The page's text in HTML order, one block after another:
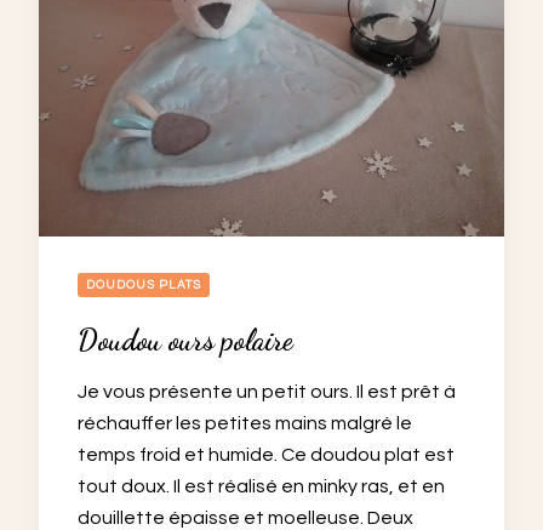
DOUDOUS PLATS
Doudou ours polaire
Je vous présente un petit ours. Il est prêt à
réchauffer les petites mains malgré le
temps froid et humide. Ce doudou plat est
tout doux. Il est réalisé en minky ras, et en
douillette épaisse et moelleuse. Deux